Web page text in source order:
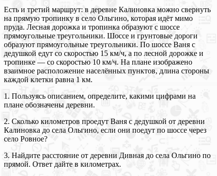
Есть и третий маршрут: в деревне Калиновка можно свернуть
на прямую тропинку в село Ольгино, которая идёт мимо
пруда. Лесная дорожка и тропинка образуют с шоссе
прямоугольные треугольники. Шоссе и грунтовые дороги
образуют прямоугольные треугольники. По шоссе Ваня с
дедушкой едут со скоростью 15 км/ч, а по лесной дорожке и
тропинке — со скоростью 10 км/ч. На плане изображено
взаимное расположение населённых пунктов, длина стороны
каждой клетки равна 1 км.
1. Пользуясь описанием, определите, какими цифрами на
плане обозначены деревни.
2. Сколько километров проедут Ваня с дедушкой от деревни
Калиновка до села Ольгино, если они поедут по шоссе через
село Ровное?
3. Найдите расстояние от деревни Дивная до села Ольгино по
прямой. Ответ дайте в километрах.